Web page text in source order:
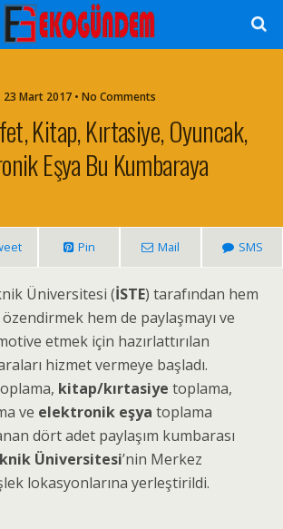
23 Mart 2017 • No Comments
Kitap, Kırtasiye, Oyuncak,
Eşya Bu Kumbaraya
Pin Mail SMS
Üniversitesi (İSTE) tarafından hem
hem de paylaşmayı ve
etmek için hazırlattırılan
hizmet vermeye başladı.
kitap/kırtasiye toplama,
ve elektronik eşya toplama
dört adet paylaşım kumbarası
Üniversitesi’nin Merkez
lokasyonlarına yerleştirildi.